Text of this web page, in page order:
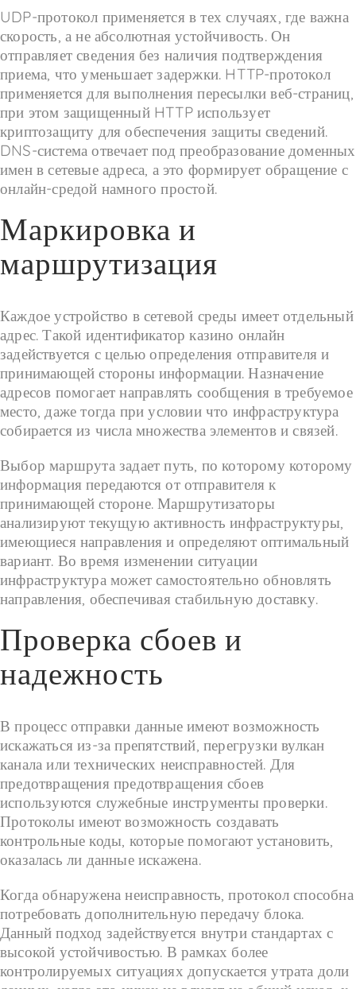
UDP-протокол применяется в тех случаях, где важна
скорость, а не абсолютная устойчивость. Он
отправляет сведения без наличия подтверждения
приема, что уменьшает задержки. HTTP-протокол
применяется для выполнения пересылки веб-страниц,
при этом защищенный HTTP использует
криптозащиту для обеспечения защиты сведений.
DNS-система отвечает под преобразование доменных
имен в сетевые адреса, а это формирует обращение с
онлайн-средой намного простой.
Маркировка и
маршрутизация
Каждое устройство в сетевой среды имеет отдельный
адрес. Такой идентификатор казино онлайн
задействуется с целью определения отправителя и
принимающей стороны информации. Назначение
адресов помогает направлять сообщения в требуемое
место, даже тогда при условии что инфраструктура
собирается из числа множества элементов и связей.
Выбор маршрута задает путь, по которому которому
информация передаются от отправителя к
принимающей стороне. Маршрутизаторы
анализируют текущую активность инфраструктуры,
имеющиеся направления и определяют оптимальный
вариант. Во время изменении ситуации
инфраструктура может самостоятельно обновлять
направления, обеспечивая стабильную доставку.
Проверка сбоев и
надежность
В процесс отправки данные имеют возможность
искажаться из-за препятствий, перегрузки вулкан
канала или технических неисправностей. Для
предотвращения предотвращения сбоев
используются служебные инструменты проверки.
Протоколы имеют возможность создавать
контрольные коды, которые помогают установить,
оказалась ли данные искажена.
Когда обнаружена неисправность, протокол способна
потребовать дополнительную передачу блока.
Данный подход задействуется внутри стандартах с
высокой устойчивостью. В рамках более
контролируемых ситуациях допускается утрата доли